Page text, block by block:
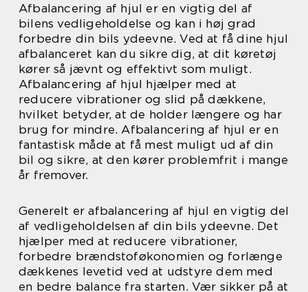
Afbalancering af hjul er en vigtig del af
bilens vedligeholdelse og kan i høj grad
forbedre din bils ydeevne. Ved at få dine hjul
afbalanceret kan du sikre dig, at dit køretøj
kører så jævnt og effektivt som muligt.
Afbalancering af hjul hjælper med at
reducere vibrationer og slid på dækkene,
hvilket betyder, at de holder længere og har
brug for mindre. Afbalancering af hjul er en
fantastisk måde at få mest muligt ud af din
bil og sikre, at den kører problemfrit i mange
år fremover.
Generelt er afbalancering af hjul en vigtig del
af vedligeholdelsen af din bils ydeevne. Det
hjælper med at reducere vibrationer,
forbedre brændstoføkonomien og forlænge
dækkenes levetid ved at udstyre dem med
en bedre balance fra starten. Vær sikker på at